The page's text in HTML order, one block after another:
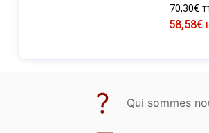
70,30€
58,58€
Qui sommes